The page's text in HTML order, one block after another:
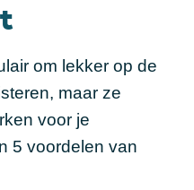
om lekker op de
maar ze
voor je
5 voordelen van